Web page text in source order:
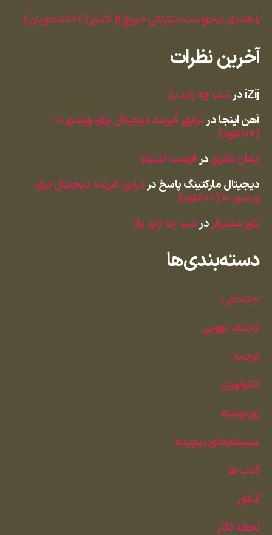
راهنمای درخواست اینترنتی خروج از کشور (+دانشجویان)
آخرین نظرات
iZijدرشب چه زاید باز
آهن اینجادر
درایور گیرنده دیجیتال برای ویندوز ۱۰
(+دانلود)
ایمان نظریدرفرصت اشتباه
دیجیتال مارکتینگ پاسخدردرایور گیرنده دیجیتال برای
ویندوز ۱۰ (+دانلود)
یاور مشیرفردرشب چه زاید باز
دسته‌بندی‌ها
اجتماعی
اراجیف یهویی
ترجمه
تکنولوژی
روزنوشته
سیستم‌های پیچیده
کتاب‌ها
کنکور
لحظه نگار